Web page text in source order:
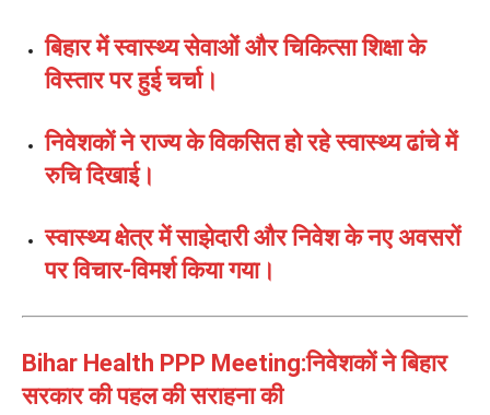
बिहार में स्वास्थ्य सेवाओं और चिकित्सा शिक्षा के
विस्तार पर हुई चर्चा।
निवेशकों ने राज्य के विकसित हो रहे स्वास्थ्य ढांचे में
रुचि दिखाई।
स्वास्थ्य क्षेत्र में साझेदारी और निवेश के नए अवसरों
पर विचार-विमर्श किया गया।
Bihar Health PPP Meeting:निवेशकों ने बिहार
सरकार की पहल की सराहना की